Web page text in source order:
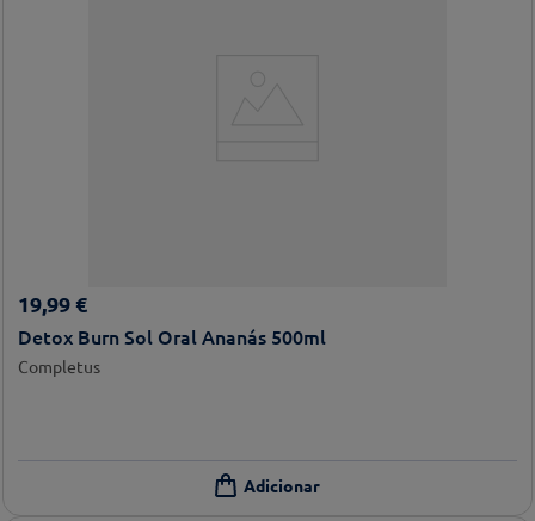
19,99 €
Detox Burn Sol Oral Ananás 500ml
Completus